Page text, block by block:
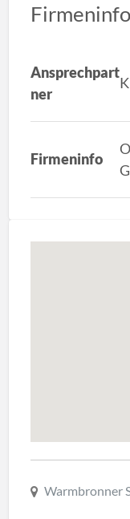
Ansprechpart
ner
Firmeninfo
Warmbronner